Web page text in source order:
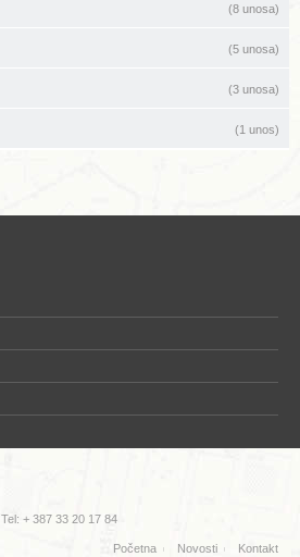
(8 unosa)
(5 unosa)
(3 unosa)
(1 unos)
Tel: + 387 33 20 17 84
Početna Novosti Kontakt